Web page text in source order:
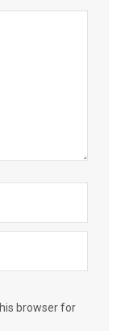
browser for